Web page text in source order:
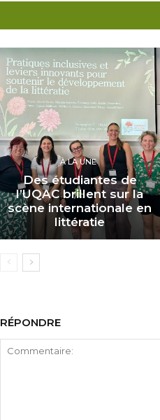
À LA UNE
Des étudiantes de
l’UQAC brillent sur la
scène internationale en
littératie
RÉPONDRE